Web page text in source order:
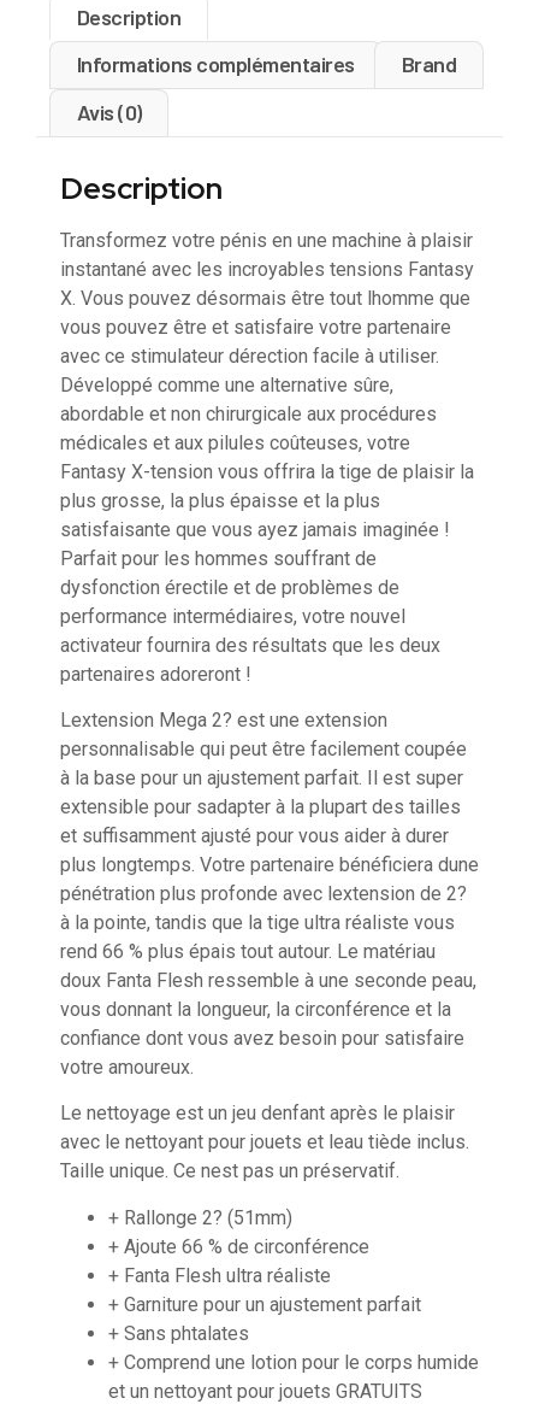
Description
Informations complémentaires
Brand
Avis (0)
Description
Transformez votre pénis en une machine à plaisir
instantané avec les incroyables tensions Fantasy
X. Vous pouvez désormais être tout lhomme que
vous pouvez être et satisfaire votre partenaire
avec ce stimulateur dérection facile à utiliser.
Développé comme une alternative sûre,
abordable et non chirurgicale aux procédures
médicales et aux pilules coûteuses, votre
Fantasy X-tension vous offrira la tige de plaisir la
plus grosse, la plus épaisse et la plus
satisfaisante que vous ayez jamais imaginée !
Parfait pour les hommes souffrant de
dysfonction érectile et de problèmes de
performance intermédiaires, votre nouvel
activateur fournira des résultats que les deux
partenaires adoreront !
Lextension Mega 2? est une extension
personnalisable qui peut être facilement coupée
à la base pour un ajustement parfait. Il est super
extensible pour sadapter à la plupart des tailles
et suffisamment ajusté pour vous aider à durer
plus longtemps. Votre partenaire bénéficiera dune
pénétration plus profonde avec lextension de 2?
à la pointe, tandis que la tige ultra réaliste vous
rend 66 % plus épais tout autour. Le matériau
doux Fanta Flesh ressemble à une seconde peau,
vous donnant la longueur, la circonférence et la
confiance dont vous avez besoin pour satisfaire
votre amoureux.
Le nettoyage est un jeu denfant après le plaisir
avec le nettoyant pour jouets et leau tiède inclus.
Taille unique. Ce nest pas un préservatif.
+ Rallonge 2? (51mm)
+ Ajoute 66 % de circonférence
+ Fanta Flesh ultra réaliste
+ Garniture pour un ajustement parfait
+ Sans phtalates
+ Comprend une lotion pour le corps humide
et un nettoyant pour jouets GRATUITS